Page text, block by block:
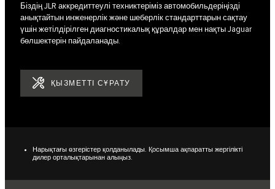
Біздің JLR аккредиттеулі техниктеріміз автомобильдеріңізді
анықтайтын инженерлік және шеберлік стандарттарын сақтау
үшін жетілдірілген диагностикалық құралдар мен нақты Jaguar
бөлшектерін пайдаланады.
ҚЫЗМЕТТІ СҰРАТУ
Нарықтағы өзгерістер қолданылады. Қосымша ақпаратты жергілікті
дилер орталықтарынан алыңыз.